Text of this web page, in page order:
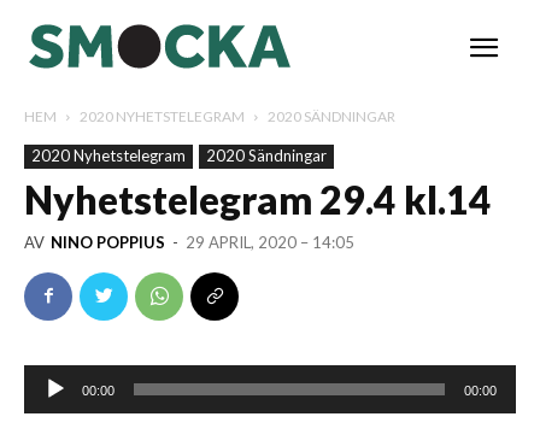
HEM 2020 NYHETSTELEGRAM 2020 SÄNDNINGAR
2020 Nyhetstelegram 2020 Sändningar
Nyhetstelegram 29.4 kl.14
AV NINO POPPIUS - 29 APRIL, 2020 – 14:05
Ljudspelare
00:00 00:00